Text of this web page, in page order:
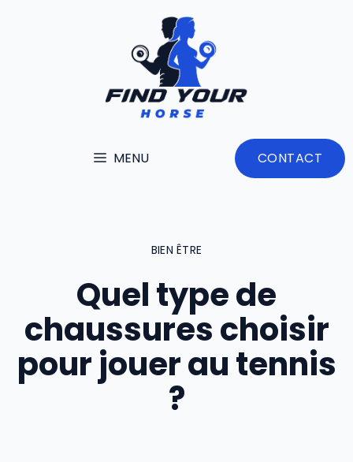
MENU CONTACT
BIEN ÊTRE
Quel type de
chaussures choisir
pour jouer au tennis
?